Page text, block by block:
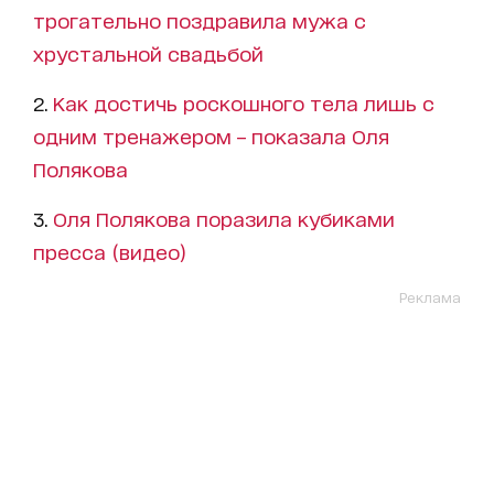
трогательно поздравила мужа с
хрустальной свадьбой
2. Как достичь роскошного тела лишь с
одним тренажером – показала Оля
Полякова
3. Оля Полякова поразила кубиками
пресса (видео)
Реклама